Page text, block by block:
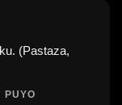
(Pastaza,
PUYO